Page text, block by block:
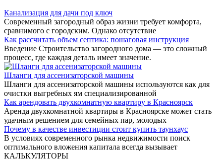
Канализация для дачи под ключ
Современный загородный образ жизни требует комфорта,
сравнимого с городским. Однако отсутствие
Как рассчитать объем септика: пошаговая инструкция
Введение Строительство загородного дома — это сложный
процесс, где каждая деталь имеет значение.
Шланги для ассенизаторской машины
Шланги для ассенизаторской машины используются как для
очистки выгребных ям специализированной
Как арендовать двухкомнатную квартиру в Красноярск
Аренда двухкомнатной квартиры в Красноярске может стать
удачным решением для семейных пар, молодых
Почему в качестве инвестиции стоит купить таунхаус
В условиях современного рынка недвижимости поиск
оптимального вложения капитала всегда вызывает
КАЛЬКУЛЯТОРЫ